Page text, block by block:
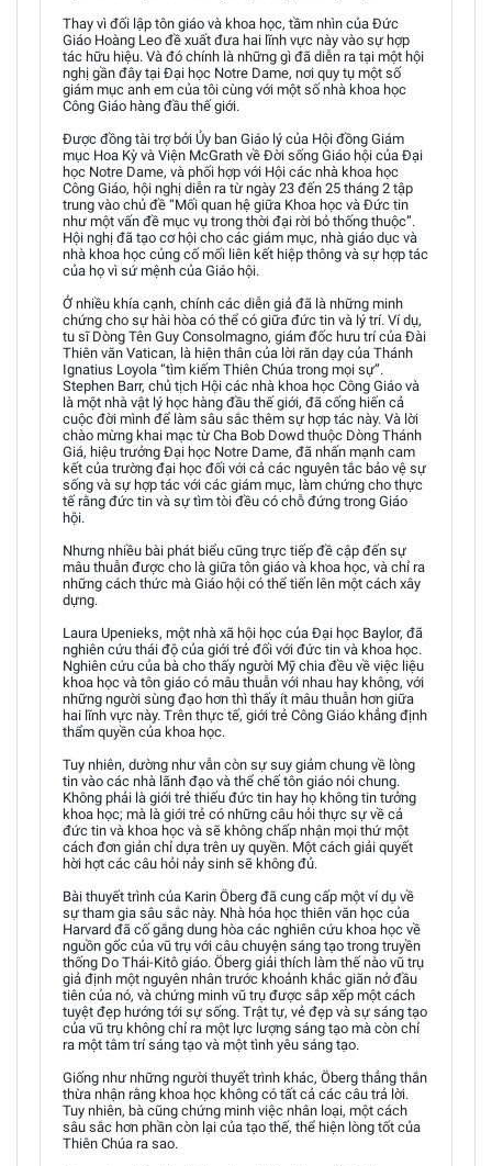
Thay vì đối lập tôn giáo và khoa học, tầm nhìn của Đức
Giáo Hoàng Leo đề xuất đưa hai lĩnh vực này vào sự hợp
tác hữu hiệu. Và đó chính là những gì đã diễn ra tại một hội
nghị gần đây tại Đại học Notre Dame, nơi quy tụ một số
giám mục anh em của tôi cùng với một số nhà khoa học
Công Giáo hàng đầu thế giới.
Được đồng tài trợ bởi Ủy ban Giáo lý của Hội đồng Giám
mục Hoa Kỳ và Viện McGrath về Đời sống Giáo hội của Đại
học Notre Dame, và phối hợp với Hội các nhà khoa học
Công Giáo, hội nghị diễn ra từ ngày 23 đến 25 tháng 2 tập
trung vào chủ đề “Mối quan hệ giữa Khoa học và Đức tin
như một vấn đề mục vụ trong thời đại rời bỏ thống thuộc”.
Hội nghị đã tạo cơ hội cho các giám mục, nhà giáo dục và
nhà khoa học củng cố mối liên kết hiệp thông và sự hợp tác
của họ vì sứ mệnh của Giáo hội.
Ở nhiều khía cạnh, chính các diễn giả đã là những minh
chứng cho sự hài hòa có thể có giữa đức tin và lý trí. Ví dụ,
tu sĩ Dòng Tên Guy Consolmagno, giám đốc hưu trí của Đài
Thiên văn Vatican, là hiện thân của lời răn dạy của Thánh
Ignatius Loyola “tìm kiếm Thiên Chúa trong mọi sự”.
Stephen Barr, chủ tịch Hội các nhà khoa học Công Giáo và
là một nhà vật lý học hàng đầu thế giới, đã cống hiến cả
cuộc đời mình để làm sâu sắc thêm sự hợp tác này. Và lời
chào mừng khai mạc từ Cha Bob Dowd thuộc Dòng Thánh
Giá, hiệu trưởng Đại học Notre Dame, đã nhấn mạnh cam
kết của trường đại học đối với cả các nguyên tắc bảo vệ sự
sống và sự hợp tác với các giám mục, làm chứng cho thực
tế rằng đức tin và sự tìm tòi đều có chỗ đứng trong Giáo
hội.
Nhưng nhiều bài phát biểu cũng trực tiếp đề cập đến sự
mâu thuẫn được cho là giữa tôn giáo và khoa học, và chỉ ra
những cách thức mà Giáo hội có thể tiến lên một cách xây
dựng.
Laura Upenieks, một nhà xã hội học của Đại học Baylor, đã
nghiên cứu thái độ của giới trẻ đối với đức tin và khoa học.
Nghiên cứu của bà cho thấy người Mỹ chia đều về việc liệu
khoa học và tôn giáo có mâu thuẫn với nhau hay không, với
những người sùng đạo hơn thì thấy ít mâu thuẫn hơn giữa
hai lĩnh vực này. Trên thực tế, giới trẻ Công Giáo khẳng định
thẩm quyền của khoa học.
Tuy nhiên, dường như vẫn còn sự suy giảm chung về lòng
tin vào các nhà lãnh đạo và thể chế tôn giáo nói chung.
Không phải là giới trẻ thiếu đức tin hay họ không tin tưởng
khoa học; mà là giới trẻ có những câu hỏi thực sự về cả
đức tin và khoa học và sẽ không chấp nhận mọi thứ một
cách đơn giản chỉ dựa trên uy quyền. Một cách giải quyết
hời hợt các câu hỏi nảy sinh sẽ không đủ.
Bài thuyết trình của Karin Öberg đã cung cấp một ví dụ về
sự tham gia sâu sắc này. Nhà hóa học thiên văn học của
Harvard đã cố gắng dung hòa các nghiên cứu khoa học về
nguồn gốc của vũ trụ với câu chuyện sáng tạo trong truyền
thống Do Thái-Kitô giáo. Öberg giải thích làm thế nào vũ trụ
giả định một nguyên nhân trước khoảnh khắc giãn nở đầu
tiên của nó, và chứng minh vũ trụ được sắp xếp một cách
tuyệt đẹp hướng tới sự sống. Trật tự, vẻ đẹp và sự sáng tạo
của vũ trụ không chỉ ra một lực lượng sáng tạo mà còn chỉ
ra một tâm trí sáng tạo và một tình yêu sáng tạo.
Giống như những người thuyết trình khác, Öberg thẳng thắn
thừa nhận rằng khoa học không có tất cả các câu trả lời.
Tuy nhiên, bà cũng chứng minh việc nhân loại, một cách
sâu sắc hơn phần còn lại của tạo thế, thể hiện lòng tốt của
Thiên Chúa ra sao.